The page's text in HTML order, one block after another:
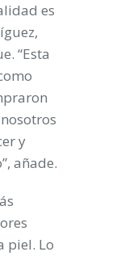
es
“Esta
y
añade.
piel. Lo